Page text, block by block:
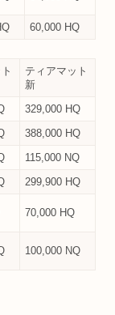
60,000 HQ
ティアマット
新
329,000 HQ
388,000 HQ
115,000 NQ
299,900 HQ
70,000 HQ
100,000 NQ